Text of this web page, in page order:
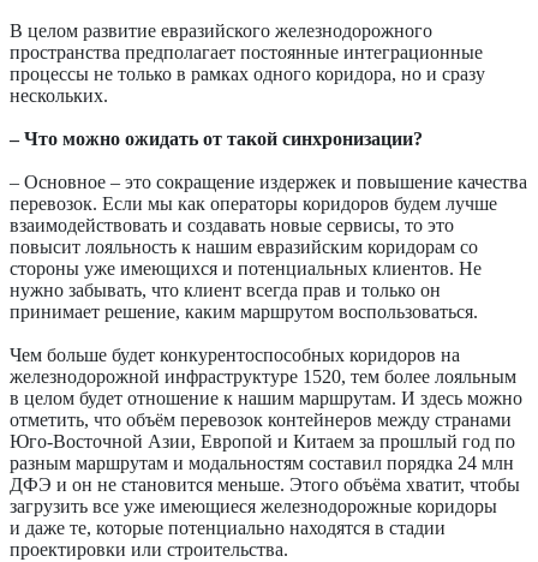
В целом развитие евразийского железнодорожного
пространства предполагает постоянные интеграционные
процессы не только в рамках одного коридора, но и сразу
нескольких.
– Что можно ожидать от такой синхронизации?
– Основное – это сокращение издержек и повышение качества
перево­зок. Если мы как операторы коридоров будем лучше
взаимодействовать и создавать новые сервисы, то это
повысит лояльность к нашим евразийским коридорам со
стороны уже имеющихся и потенциальных клиентов. Не
нужно забывать, что клиент всегда прав и только он
принимает решение, каким маршрутом воспользоваться.
Чем больше будет конкурентоспособных коридоров на
железнодорожной инфраструктуре 1520, тем более лояльным
в целом будет отношение к нашим маршрутам. И здесь можно
отметить, что объём перевозок контейнеров между странами
Юго-Восточной Азии, Европой и Китаем за прошлый год по
разным маршрутам и модальностям составил порядка 24 млн
ДФЭ и он не становится меньше. Этого объёма хватит, чтобы
загрузить все уже имеющиеся железнодорожные коридоры
и даже те, которые потенциально находятся в стадии
проектировки или строительства.